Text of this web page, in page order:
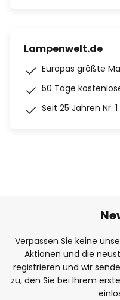
Lampenwelt.de
Europas größte
50 Tage
Seit 25 Jahren Nr.
Verpassen Sie keine
Aktionen und die
registrieren und wir
zu, den Sie bei Ihrem